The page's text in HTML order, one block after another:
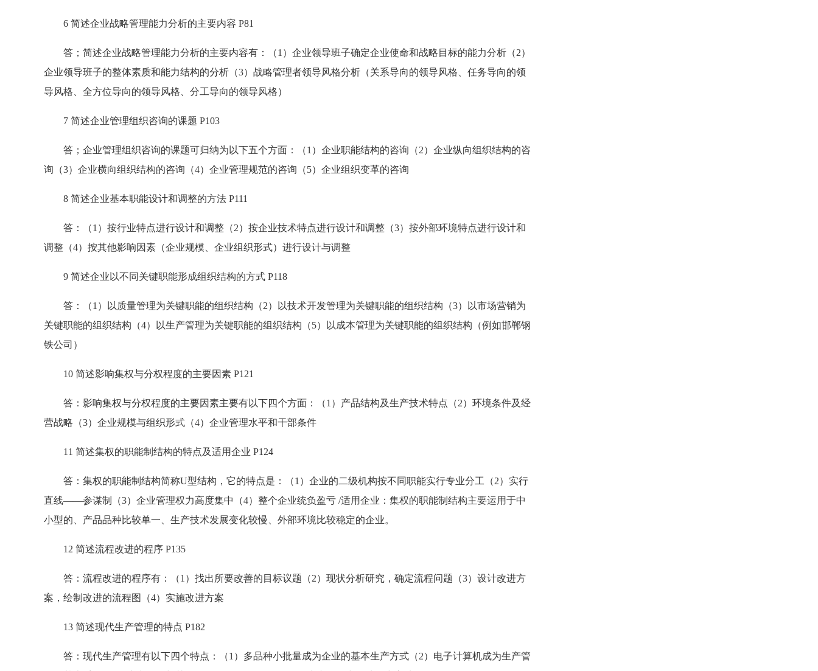
6 简述企业战略管理能力分析的主要内容 P81
答；简述企业战略管理能力分析的主要内容有：（1）企业领导班子确定企业使命和战略目标的能力分析（2）
企业领导班子的整体素质和能力结构的分析（3）战略管理者领导风格分析（关系导向的领导风格、任务导向的领
导风格、全方位导向的领导风格、分工导向的领导风格）
7 简述企业管理组织咨询的课题 P103
答；企业管理组织咨询的课题可归纳为以下五个方面：（1）企业职能结构的咨询（2）企业纵向组织结构的咨
询（3）企业横向组织结构的咨询（4）企业管理规范的咨询（5）企业组织变革的咨询
8 简述企业基本职能设计和调整的方法 P111
答：（1）按行业特点进行设计和调整（2）按企业技术特点进行设计和调整（3）按外部环境特点进行设计和
调整（4）按其他影响因素（企业规模、企业组织形式）进行设计与调整
9 简述企业以不同关键职能形成组织结构的方式 P118
答：（1）以质量管理为关键职能的组织结构（2）以技术开发管理为关键职能的组织结构（3）以市场营销为
关键职能的组织结构（4）以生产管理为关键职能的组织结构（5）以成本管理为关键职能的组织结构（例如邯郸钢
铁公司）
10 简述影响集权与分权程度的主要因素 P121
答：影响集权与分权程度的主要因素主要有以下四个方面：（1）产品结构及生产技术特点（2）环境条件及经
营战略（3）企业规模与组织形式（4）企业管理水平和干部条件
11 简述集权的职能制结构的特点及适用企业 P124
答：集权的职能制结构简称U型结构，它的特点是：（1）企业的二级机构按不同职能实行专业分工（2）实行
直线——参谋制（3）企业管理权力高度集中（4）整个企业统负盈亏 /适用企业：集权的职能制结构主要运用于中
小型的、产品品种比较单一、生产技术发展变化较慢、外部环境比较稳定的企业。
12 简述流程改进的程序 P135
答：流程改进的程序有：（1）找出所要改善的目标议题（2）现状分析研究，确定流程问题（3）设计改进方
案，绘制改进的流程图（4）实施改进方案
13 简述现代生产管理的特点 P182
答：现代生产管理有以下四个特点：（1）多品种小批量成为企业的基本生产方式（2）电子计算机成为生产管